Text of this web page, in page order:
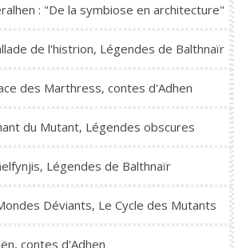
: "De la symbiose en architecture"
de l'histrion, Légendes de Balthnaïr
des Marthress, contes d'Adhen
du Mutant, Légendes obscures
Légendes de Balthnaïr
Déviants, Le Cycle des Mutants
contes d'Adhen